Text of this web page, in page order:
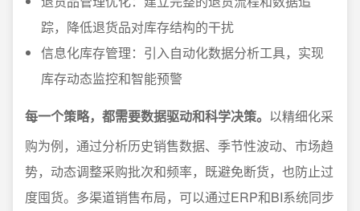
踪，降低退货品对库存结构的干扰
信息化库存管理：引入自动化数据分析工具，实现
库存动态监控和智能预警
每一个策略，都需要数据驱动和科学决策。 以精细化采
购为例，通过分析历史销售数据、季节性波动、市场趋
势，动态调整采购批次和频率，既避免断货，也防止过
度囤货。多渠道销售布局，可以通过ERP和BI系统同步